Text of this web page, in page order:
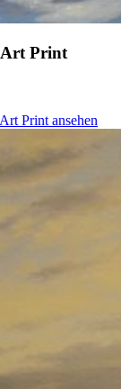
Art Print
Print ansehen